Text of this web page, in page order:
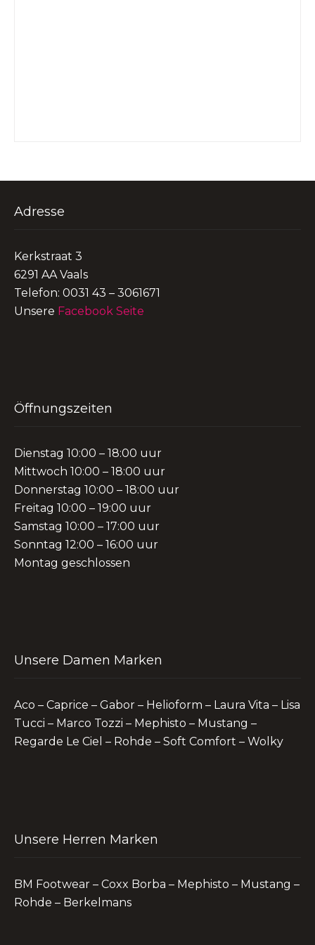
Adresse
Kerkstraat 3
6291 AA Vaals
Telefon: 0031 43 – 3061671
Unsere Facebook Seite
Öffnungszeiten
Dienstag 10:00 – 18:00 uur
Mittwoch 10:00 – 18:00 uur
Donnerstag 10:00 – 18:00 uur
Freitag 10:00 – 19:00 uur
Samstag 10:00 – 17:00 uur
Sonntag 12:00 – 16:00 uur
Montag geschlossen
Unsere Damen Marken
Aco – Caprice – Gabor – Helioform – Laura Vita – Lisa
Tucci – Marco Tozzi – Mephisto – Mustang –
Regarde Le Ciel – Rohde – Soft Comfort – Wolky
Unsere Herren Marken
BM Footwear – Coxx Borba – Mephisto – Mustang –
Rohde – Berkelmans